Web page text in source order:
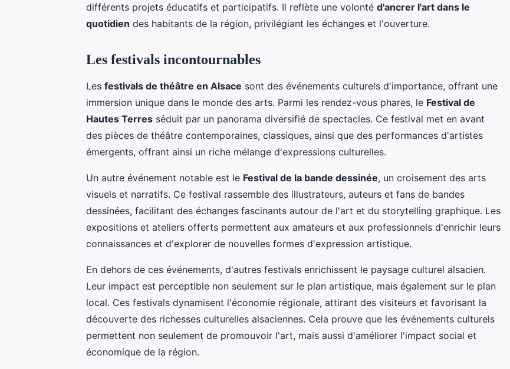
différents projets éducatifs et participatifs. Il reflète une volonté d'ancrer l'art dans le
quotidien des habitants de la région, privilégiant les échanges et l'ouverture.
Les festivals incontournables
Les festivals de théâtre en Alsace sont des événements culturels d'importance, offrant une
immersion unique dans le monde des arts. Parmi les rendez-vous phares, le Festival de
Hautes Terres séduit par un panorama diversifié de spectacles. Ce festival met en avant
des pièces de théâtre contemporaines, classiques, ainsi que des performances d'artistes
émergents, offrant ainsi un riche mélange d'expressions culturelles.
Un autre événement notable est le Festival de la bande dessinée, un croisement des arts
visuels et narratifs. Ce festival rassemble des illustrateurs, auteurs et fans de bandes
dessinées, facilitant des échanges fascinants autour de l'art et du storytelling graphique. Les
expositions et ateliers offerts permettent aux amateurs et aux professionnels d'enrichir leurs
connaissances et d'explorer de nouvelles formes d'expression artistique.
En dehors de ces événements, d'autres festivals enrichissent le paysage culturel alsacien.
Leur impact est perceptible non seulement sur le plan artistique, mais également sur le plan
local. Ces festivals dynamisent l'économie régionale, attirant des visiteurs et favorisant la
découverte des richesses culturelles alsaciennes. Cela prouve que les événements culturels
permettent non seulement de promouvoir l'art, mais aussi d'améliorer l'impact social et
économique de la région.